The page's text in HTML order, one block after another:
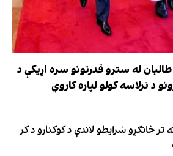
له سترو قدرتونو سره اړیکې د
د ترلاسه کولو لپاره کاروي
تر ځانګړو شرایطو لاندې د کوکنارو د کر